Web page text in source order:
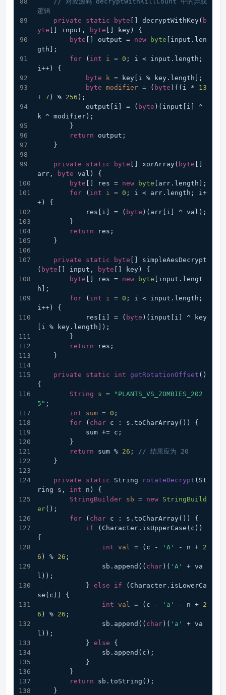
逻辑
private
static byte [] decryptWithKey( b
yte [] input, byte [] key) {
byte [] output = new byte [input.len
gth];
for ( int i = 0 ; i < input.length;
i++) {
byte
k = key[i % key.length];
byte modifier = ( byte )((i * 13
+ 7 ) % 256 );
            output[i] = (
byte )(input[i] ^
k ^ modifier);
        }
return output;
    }
private static byte [] xorArray( byte []
arr,
byte val) {
byte [] res = new byte [arr.length];
for ( int i = 0 ; i < arr.length; i+
+) {
            res[i] = (
byte )(arr[i] ^ val);
        }
return res;
    }
private static byte [] simpleAesDecrypt
( byte [] input, byte [] key) {
byte [] res = new byte [input.lengt
h];
for ( int i = 0 ; i < input.length;
i++) {
            res[i] = (
byte )(input[i] ^ key
[i % key.length]);
        }
return res;
    }
private static int getRotationOffset ()
{
String
s =
"PLANTS_VS_ZOMBIES_202
5" ;
int
sum = 0 ;
for ( char c : s.toCharArray()) {
            sum += c;
        }
return sum % 26 ;
// 结果应为 20
    }
private static String rotateDecrypt (St
ring s, int n)
{
StringBuilder sb = new StringBuild
er();
for ( char c : s.toCharArray()) {
if (Character.isUpperCase(c))
{
int val = (c - 'A' - n + 2
6 ) % 26 ;
                sb.append((
char)( 'A'
+ va
l));
            }
else if (Character.isLowerCa
se(c)) {
int val = (c - 'a' - n + 2
6 ) % 26 ;
                sb.append((
char)( 'a'
+ va
l));
            }
else {
                sb.append(c);
            }
        }
return sb.toString();
    }